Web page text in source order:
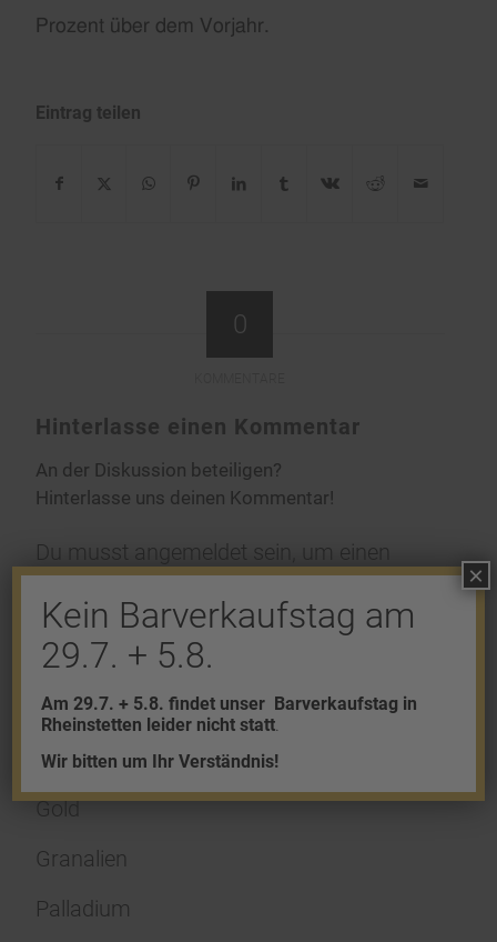
Prozent über dem Vorjahr.
Eintrag teilen
0
Hinterlasse einen Kommentar
An der Diskussion beteiligen?
Hinterlasse uns deinen Kommentar!
Du musst angemeldet sein, um einen
Shop
Gold
Granalien
Palladium
Kein Barverkaufstag am
29.7. + 5.8.
Am 29.7. + 5.8. findet unser Barverkaufstag in
Rheinstetten leider nicht statt.
Wir bitten um Ihr Verständnis!
×